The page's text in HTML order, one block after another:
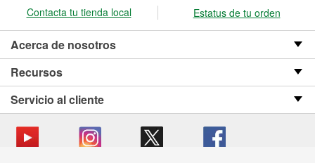
Contacta tu tienda local Estatus de tu orden
Acerca de nosotros
Recursos
Servicio al cliente